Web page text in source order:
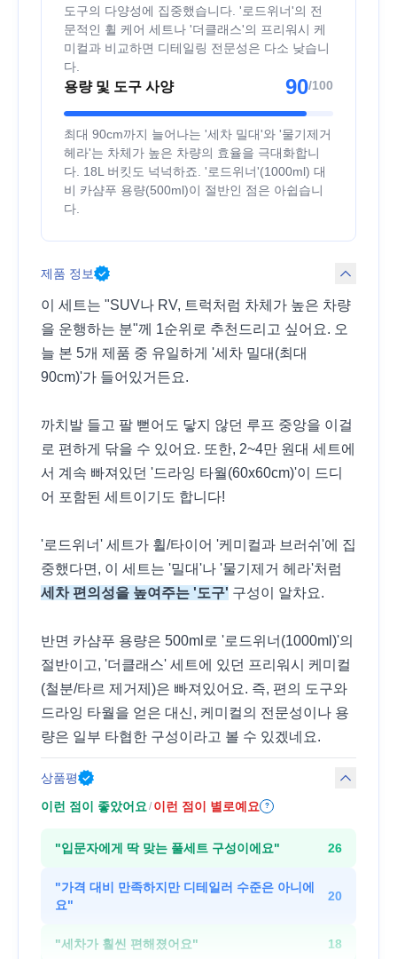
도구의 다양성에 집중했습니다. '로드위너'의 전
문적인 휠 케어 세트나 '더클래스'의 프리워시 케
미컬과 비교하면 디테일링 전문성은 다소 낮습니
다.
용량 및 도구 사양 90/100
최대 90cm까지 늘어나는 '세차 밀대'와 '물기제거
헤라'는 차체가 높은 차량의 효율을 극대화합니
다. 18L 버킷도 넉넉하죠. '로드위너'(1000ml) 대
비 카샴푸 용량(500ml)이 절반인 점은 아쉽습니
다.
제품 정보
이 세트는 "SUV나 RV, 트럭처럼 차체가 높은 차량
을 운행하는 분"께 1순위로 추천드리고 싶어요. 오
늘 본 5개 제품 중 유일하게 '세차 밀대(최대
90cm)'가 들어있거든요.
까치발 들고 팔 뻗어도 닿지 않던 루프 중앙을 이걸
로 편하게 닦을 수 있어요. 또한, 2~4만 원대 세트에
서 계속 빠져있던 '드라잉 타월(60x60cm)'이 드디
어 포함된 세트이기도 합니다!
'로드위너' 세트가 휠/타이어 '케미컬과 브러쉬'에 집
중했다면, 이 세트는 '밀대'나 '물기제거 헤라'처럼
세차 편의성을 높여주는 '도구' 구성이 알차요.
반면 카샴푸 용량은 500ml로 '로드위너(1000ml)'의
절반이고, '더클래스' 세트에 있던 프리워시 케미컬
(철분/타르 제거제)은 빠져있어요. 즉, 편의 도구와
드라잉 타월을 얻은 대신, 케미컬의 전문성이나 용
량은 일부 타협한 구성이라고 볼 수 있겠네요.
상품평
이런 점이 좋았어요 / 이런 점이 별로예요 ?
"입문자에게 딱 맞는 풀세트 구성이에요" 26
"가격 대비 만족하지만 디테일러 수준은 아니에
요"
20
"세차가 훨씬 편해졌어요" 18